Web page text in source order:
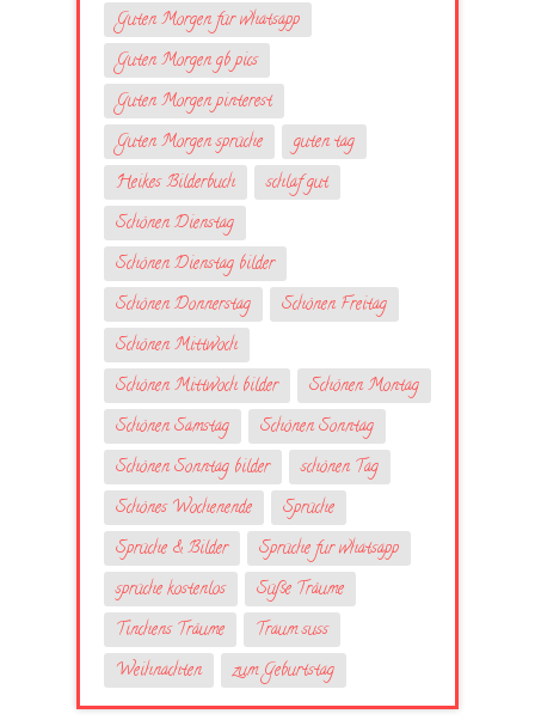
Guten Morgen für whatsapp
Guten Morgen gb pics
Guten Morgen pinterest
Guten Morgen sprüche
guten tag
Heikes Bilderbuch
schlaf gut
Schönen Dienstag
Schönen Dienstag bilder
Schönen Donnerstag
Schönen Freitag
Schönen Mittwoch
Schönen Mittwoch bilder
Schönen Montag
Schönen Samstag
Schönen Sonntag
Schönen Sonntag bilder
schönen Tag
Schönes Wochenende
Sprüche
Sprüche & Bilder
Sprüche fur whatsapp
sprüche kostenlos
Süße Träume
Tinchens Träume
Traum suss
Weihnachten
zum Geburtstag